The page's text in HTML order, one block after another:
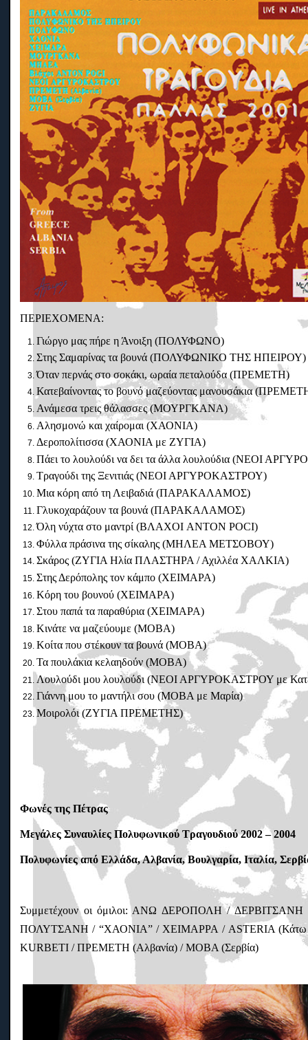
ΠΕΡΙΕΧΟΜΕΝΑ:
Γιώργο μας πήρε η Άνοιξη (ΠΟΛΥΦΩΝΟ)
Στης Σαμαρίνας τα βουνά (ΠΟΛΥΦΩΝΙΚΟ ΤΗΣ ΗΠΕΙΡΟΥ)
Όταν περνάς στο σοκάκι, ωραία πεταλούδα (ΠΡΕΜΕΤΗ)
Κατεβαίνοντας το βουνό μαζεύοντας μανουσάκια
Ανάμεσα τρεις θάλασσες (ΜΟΥΡΓΚΑΝΑ)
Αλησμονώ και χαίρομαι (ΧΑΟΝΙΑ)
Δεροπολίτισσα (ΧΑΟΝΙΑ με ΖΥΓΙΑ)
Πάει το λουλούδι να δει τα άλλα λουλούδια (ΝΕΟΙ
Τραγούδι της Ξενιτιάς (ΝΕΟΙ ΑΡΓΥΡΟΚΑΣΤΡΟΥ)
Μια κόρη από τη Λειβαδιά (ΠΑΡΑΚΑΛΑΜΟΣ)
Γλυκοχαράζουν τα βουνά (ΠΑΡΑΚΑΛΑΜΟΣ)
Όλη νύχτα στο μαντρί (ΒΛΑΧΟΙ ANTON POCI)
Φύλλα πράσινα της σίκαλης (ΜΗΛΕΑ ΜΕΤΣΟΒΟΥ)
Σκάρος (ΖΥΓΙΑ Ηλία ΠΛΑΣΤΗΡΑ / Αχιλλέα ΧΑΛΚΙΑ)
Στης Δερόπολης τον κάμπο (ΧΕΙΜΑΡΑ)
Κόρη του βουνού (ΧΕΙΜΑΡΑ)
Στου παπά τα παραθύρια (ΧΕΙΜΑΡΑ)
Κινάτε να μαζεύουμε (ΜΟΒΑ)
Κοίτα που στέκουν τα βουνά (ΜΟΒΑ)
Τα πουλάκια κελαηδούν (ΜΟΒΑ)
Λουλούδι μου λουλούδι (ΝΕΟΙ ΑΡΓΥΡΟΚΑΣΤΡΟΥ με
Γιάννη μου το μαντήλι σου (ΜΟΒΑ με Μαρία)
Μοιρολόι (ΖΥΓΙΑ ΠΡΕΜΕΤΗΣ)
Φωνές της Πέτρας
Μεγάλες Συναυλίες Πολυφωνικού Τραγουδιού 2002 – 2004
Πολυφωνίες από Ελλάδα, Αλβανία, Βουλγαρία, Ιταλία,
Συμμετέχουν οι όμιλοι: ΑΝΩ ΔΕΡΟΠΟΛΗ /
ΠΟΛΥΤΣΑΝΗ / “ΧΑΟΝΙΑ” / ΧΕΙΜΑΡΡΑ / ASTERIA (Κάτω
KURBETI / ΠΡΕΜΕΤΗ (Αλβανία) / MOBA (Σερβία)